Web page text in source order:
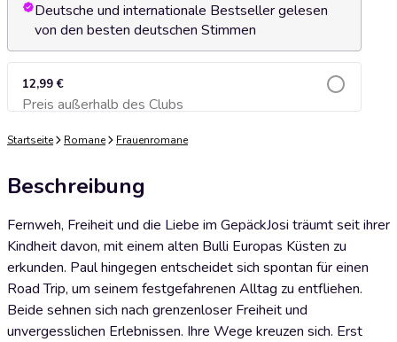
Deutsche und internationale Bestseller gelesen
von den besten deutschen Stimmen
12,99 €
Preis außerhalb des ClubsZum Warenkorb hinzufügen
Startseite Romane Frauenromane
Beschreibung
Fernweh, Freiheit und die Liebe im GepäckJosi träumt seit ihrer
Kindheit davon, mit einem alten Bulli Europas Küsten zu
erkunden. Paul hingegen entscheidet sich spontan für einen
Road Trip, um seinem festgefahrenen Alltag zu entfliehen.
Beide sehnen sich nach grenzenloser Freiheit und
unvergesslichen Erlebnissen. Ihre Wege kreuzen sich. Erst